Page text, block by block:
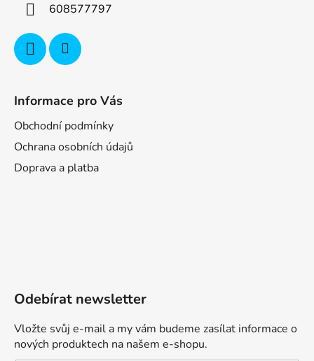
608577797
Informace pro Vás
Obchodní podmínky
Ochrana osobních údajů
Doprava a platba
Odebírat newsletter
Vložte svůj e-mail a my vám budeme zasílat informace o
nových produktech na našem e-shopu.